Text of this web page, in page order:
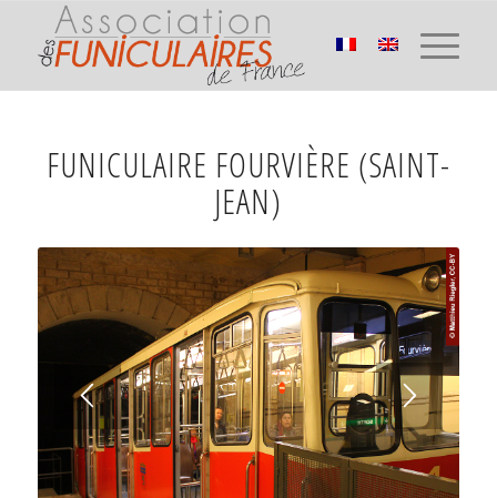
FUNICULAIRE FOURVIÈRE (SAINT-
JEAN)